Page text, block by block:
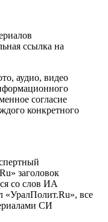
ссылка на
аудио, видео
согласие
конкретного
заголовок
со слов ИА
все
СИ